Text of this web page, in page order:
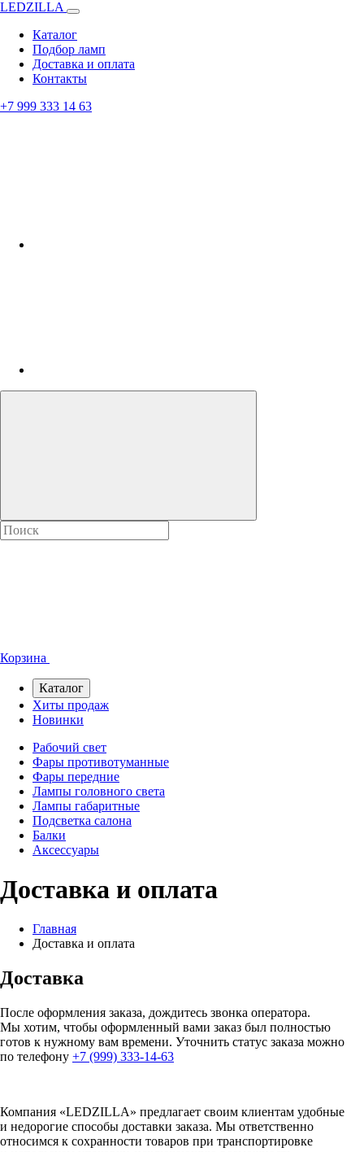
LEDZILLA
Каталог
Подбор ламп
Доставка и оплата
Контакты
+7 999 333 14 63
Корзина
Каталог
Хиты продаж
Новинки
Рабочий свет
Фары противотуманные
Фары передние
Лампы головного света
Лампы габаритные
Подсветка салона
Балки
Аксессуары
Доставка и оплата
Главная
Доставка и оплата
Доставка
После оформления заказа, дождитесь звонка оператора.
Мы хотим, чтобы оформленный вами заказ был полностью
готов к нужному вам времени. Уточнить статус заказа можно
по телефону +7 (999) 333-14-63
Компания «LEDZILLA» предлагает своим клиентам удобные
и недорогие способы доставки заказа. Мы ответственно
относимся к сохранности товаров при транспортировке